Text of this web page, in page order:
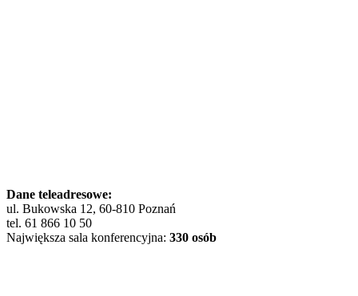
Dane teleadresowe:
ul. Bukowska 12, 60-810 Poznań
tel. 61 866 10 50
Największa sala konferencyjna: 330 osób